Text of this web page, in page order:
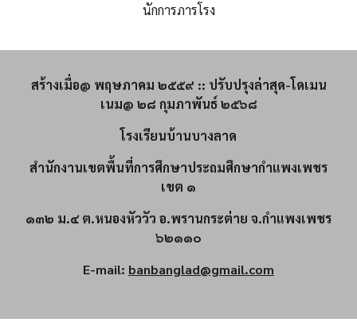
นักการภารโรง
สร้างเมื่อ@ พฤษภาคม ๒๕๕๙ :: ปรับปรุงล่าสุด-โดเมน
เนม@ ๒๘ กุมภาพันธ์ ๒๕๖๘
โรงเรียนบ้านบางลาด
สำนักงานเขตพื้นที่การศึกษาประถมศึกษากำแพงเพชร
เขต ๑
๑๓๒ ม.๔ ต.หนองหัววัว อ.พรานกระต่าย จ.กำแพงเพชร
๖๒๑๑๐
E-mail: banbanglad@gmail.com